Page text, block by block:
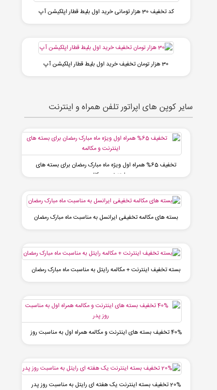
کد تخفیف 30 هزار تومانی خرید اول بلیط قطار اپلکیشن آپ
30 هزار تومان تخفیف خرید اول بلیط قطار اپلکیشن آپ
سایر کوپن های اپراتور تلفن همراه و اینترنت
تخفیف 65% همراه اول ویژه ماه مبارک رمضان برای بسته های
اینترنت و مکالمه
بسته های مکالمه تخفیفی ایرانسل به مناسبت ماه مبارک رمضان
بسته تخفیف اینترنت + مکالمه رایتل به مناسبت ماه مبارک رمضان
40% تخفیف بسته های اینترنت و مکالمه همراه اول به مناسبت روز
پدر
20% تخفیف بسته اینترنت یک هفته ای رایتل به مناسبت روز پدر